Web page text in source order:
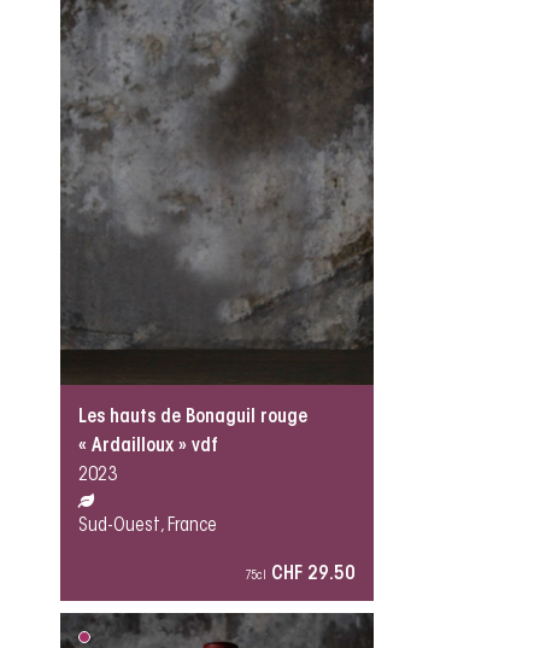
Les hauts de Bonaguil rouge
« Ardailloux » vdf
2023
Sud-Ouest, France
75cl CHF 29.50